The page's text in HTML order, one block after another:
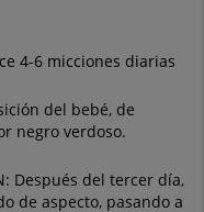
4-6 micciones diarias
del bebé, de
negro verdoso.
Después del tercer día,
de aspecto, pasando a